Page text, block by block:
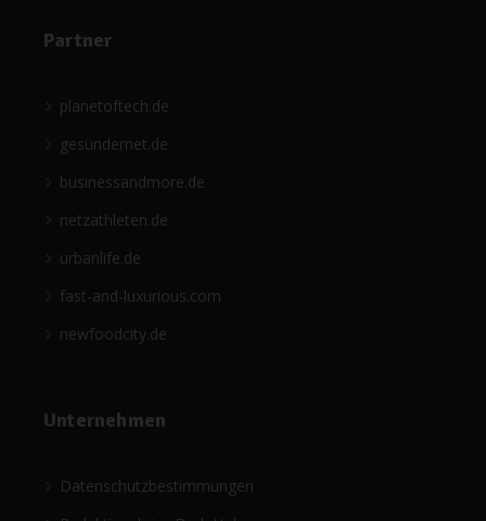
Partner
planetoftech.de
gesündernet.de
businessandmore.de
netzathleten.de
urbanlife.de
fast-and-luxurious.com
newfoodcity.de
Unternehmen
Datenschutzbestimmungen